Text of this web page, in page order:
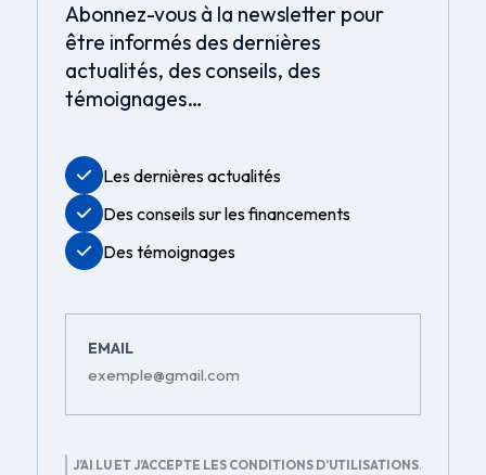
Abonnez-vous à la newsletter pour
être informés des dernières
actualités, des conseils, des
témoignages…
Les dernières actualités
Des conseils sur les financements
Des témoignages
EMAIL
RGPD
J’AI LU ET J’ACCEPTE LES CONDITIONS D’UTILISATIONS.